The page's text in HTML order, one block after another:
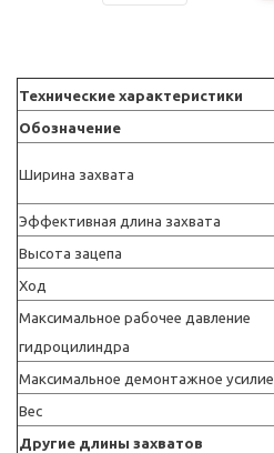
Технические характеристики
Обозначение
Ширина захвата
Эффективная длина захвата
Высота зацепа
Ход
Максимальное рабочее давление
гидроцилиндра
Максимальное демонтажное усилие
Вес
Другие длины захватов